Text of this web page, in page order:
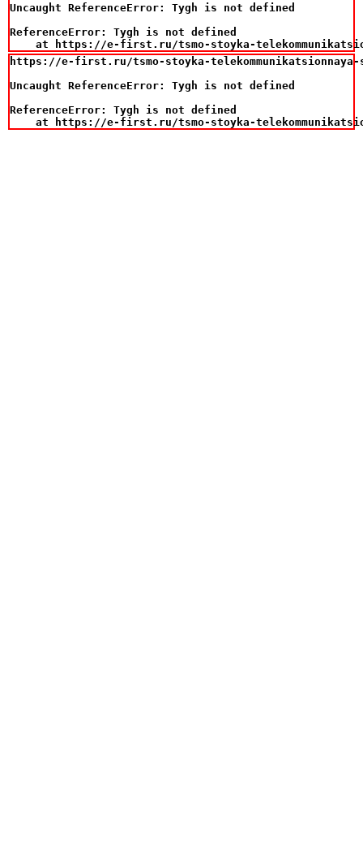
Uncaught ReferenceError: Tygh is not defined
ReferenceError: Tygh is not defined
at https://e-first.ru/tsmo-stoyka-
https://e-first.ru/tsmo-stoyka-telekommunikatsionnaya-
Uncaught ReferenceError: Tygh is not defined
ReferenceError: Tygh is not defined
at https://e-first.ru/tsmo-stoyka-